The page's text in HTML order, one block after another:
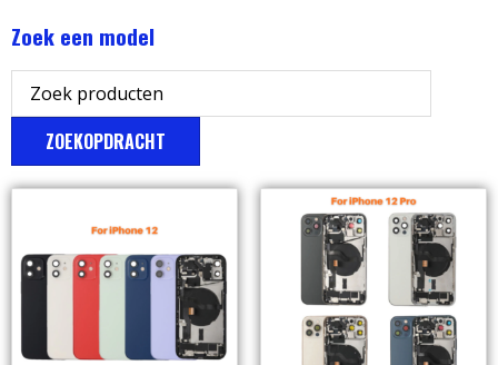
Zoek een model
ZOEKOPDRACHT